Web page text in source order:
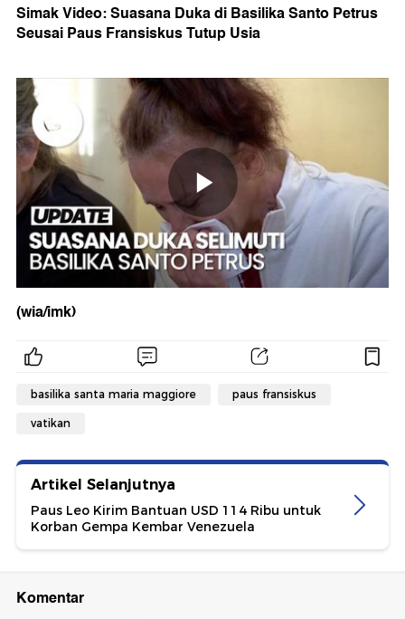
Simak Video: Suasana Duka di Basilika Santo Petrus
Seusai Paus Fransiskus Tutup Usia
(wia/imk)
basilika santa maria maggiore paus fransiskus
vatikan
Artikel Selanjutnya
Paus Leo Kirim Bantuan USD 114 Ribu untuk
Korban Gempa Kembar Venezuela